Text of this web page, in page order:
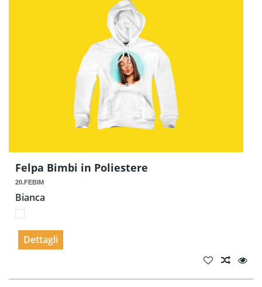
Felpa Bimbi in Poliestere
20.FEBIM
Bianca
Dettagli